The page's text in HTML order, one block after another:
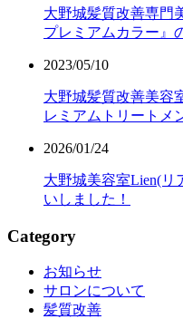
大野城髪質改善専門
プレミアムカラー』
2023/05/10
大野城髪質改善美容
レミアムトリートメ
2026/01/24
大野城美容室Lien(リ
いしました！
Category
お知らせ
サロンについて
髪質改善